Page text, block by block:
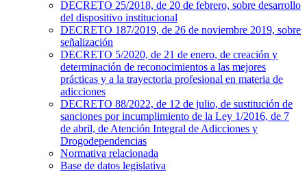
DECRETO 25/2018, de 20 de febrero, sobre desarrollo
del dispositivo institucional
DECRETO 187/2019, de 26 de noviembre 2019, sobre
señalización
DECRETO 5/2020, de 21 de enero, de creación y
determinación de reconocimientos a las mejores
prácticas y a la trayectoria profesional en materia de
adicciones
DECRETO 88/2022, de 12 de julio, de sustitución de
sanciones por incumplimiento de la Ley 1/2016, de 7
de abril, de Atención Integral de Adicciones y
Drogodependencias
Normativa relacionada
Base de datos legislativa